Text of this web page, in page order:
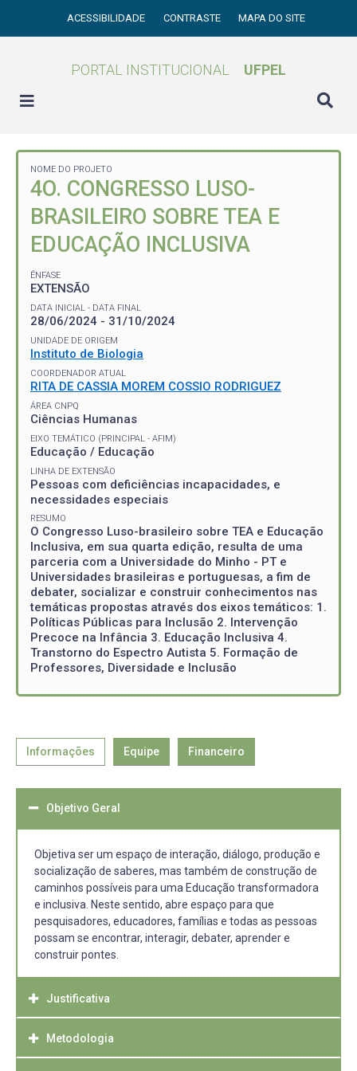
ACESSIBILIDADE CONTRASTE MAPA DO SITE
PORTAL INSTITUCIONAL UFPEL
NOME DO PROJETO
4O. CONGRESSO LUSO-
BRASILEIRO SOBRE TEA E
EDUCAÇÃO INCLUSIVA
ÊNFASE
EXTENSÃO
DATA INICIAL - DATA FINAL
28/06/2024 - 31/10/2024
UNIDADE DE ORIGEM
Instituto de Biologia
COORDENADOR ATUAL
RITA DE CASSIA MOREM COSSIO RODRIGUEZ
ÁREA CNPQ
Ciências Humanas
EIXO TEMÁTICO (PRINCIPAL - AFIM)
Educação / Educação
LINHA DE EXTENSÃO
Pessoas com deficiências incapacidades, e
necessidades especiais
RESUMO
O Congresso Luso-brasileiro sobre TEA e Educação
Inclusiva, em sua quarta edição, resulta de uma
parceria com a Universidade do Minho - PT e
Universidades brasileiras e portuguesas, a fim de
debater, socializar e construir conhecimentos nas
temáticas propostas através dos eixos temáticos: 1.
Políticas Públicas para Inclusão 2. Intervenção
Precoce na Infância 3. Educação Inclusiva 4.
Transtorno do Espectro Autista 5. Formação de
Professores, Diversidade e Inclusão
Informações Equipe Financeiro
Objetivo Geral
Objetiva ser um espaço de interação, diálogo, produção e
socialização de saberes, mas também de construção de
caminhos possíveis para uma Educação transformadora
e inclusiva. Neste sentido, abre espaço para que
pesquisadores, educadores, famílias e todas as pessoas
possam se encontrar, interagir, debater, aprender e
construir pontes.
Justificativa
Justifica-se a realização do Congresso, considerando as
temáticas envolvidas, as demandas da comunidade
Metodologia